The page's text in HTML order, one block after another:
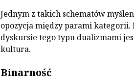
Jednym z takich schematów
opozycja między parami
dyskursie tego typu dualizmami
kultura.
Binarność